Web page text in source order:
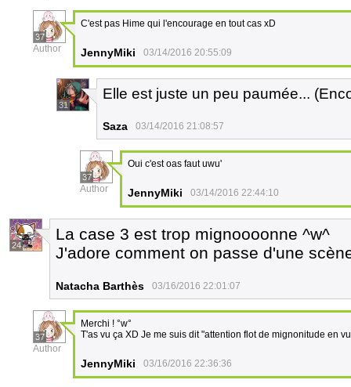
37
Author
C'est pas Hime qui l'encourage en tout cas xD
JennyMiki 03/14/2016 20:55:09
31
Elle est juste un peu paumée...
Saza 03/14/2016 21:08:57
37
Author
Oui c'est oas faut uwu'
JennyMiki 03/14/2016 22:44:10
24
La case 3 est trop mignoooonne ^w^
J'adore comment on passe d'une
Natacha Barthès 03/16/2016 22:01:07
37
Author
Merchi ! °w°
T'as vu ça XD Je me suis dit "attention flot de mignonitude en
JennyMiki 03/16/2016 22:36:36